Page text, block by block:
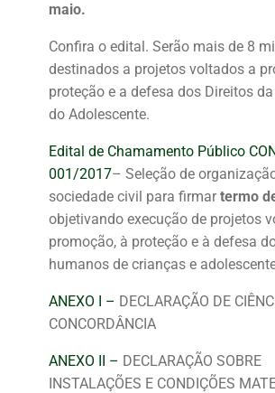
maio.
Confira o edital. Serão mais de 8
destinados a projetos voltados a
proteção e a defesa dos Direitos
do Adolescente.
Edital de Chamamento Público
001/2017– Seleção de
sociedade civil para firmartermo
objetivando execução de projetos
promoção, à proteção e à defesa
humanos de crianças e
ANEXO I – DECLARAÇÃO DE
CONCORDÂNCIA
ANEXO II – DECLARAÇÃO SOBRE
INSTALAÇÕES E CONDIÇÕES